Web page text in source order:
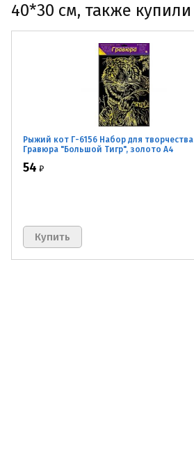
40*30 см, также купили
Рыжий кот Г-6156 Набор для творчества
Гравюра "Большой Тигр", золото А4
54 ₽